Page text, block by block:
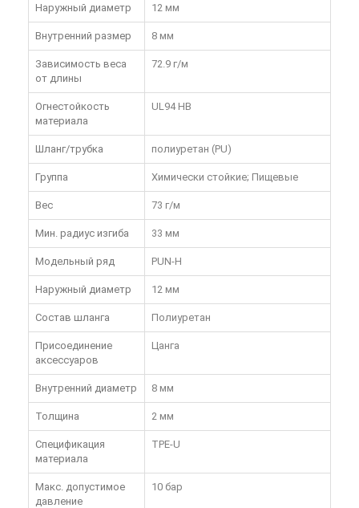
Наружный диаметр 12 мм
Внутренний размер 8 мм
Зависимость веса
от длины
72.9 г/м
Огнестойкость
материала
UL94 HB
Шланг/трубка полиуретан (PU)
Группа Химически стойкие; Пищевые
Вес 73 г/м
Мин. радиус изгиба 33 мм
Модельный ряд PUN-H
Наружный диаметр 12 мм
Состав шланга Полиуретан
Присоединение
аксессуаров
Цанга
Внутренний диаметр 8 мм
Толщина 2 мм
Спецификация
материала
TPE-U
Макс. допустимое
давление
10 бар